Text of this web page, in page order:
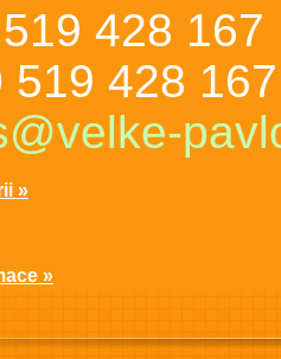
428 167
519 428 167
»
»